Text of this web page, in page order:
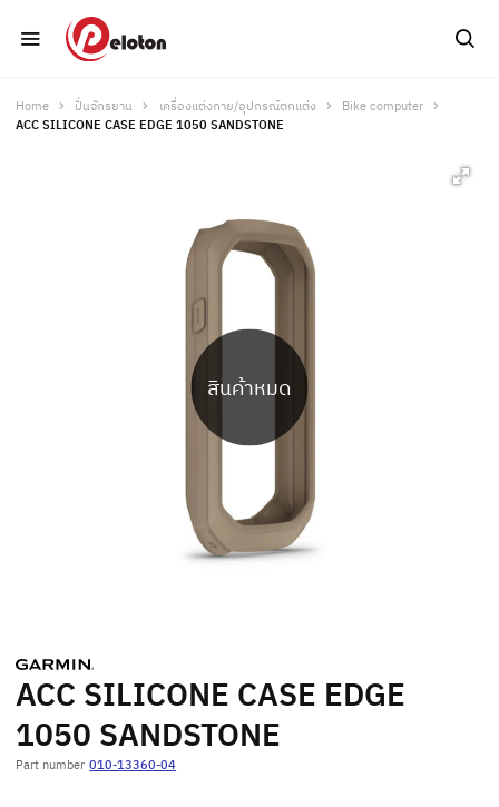
Home ปั่นจักรยาน เครื่องแต่งกาย/อุปกรณ์ตกแต่ง
Bike computer
ACC SILICONE CASE EDGE 1050 SANDSTONE
ACC SILICONE CASE EDGE
1050 SANDSTONE
Part number 010-13360-04